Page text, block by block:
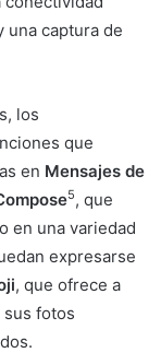
una captura de
los
que
en Mensajes de
5, que
en una variedad
expresarse
, que ofrece a
fotos